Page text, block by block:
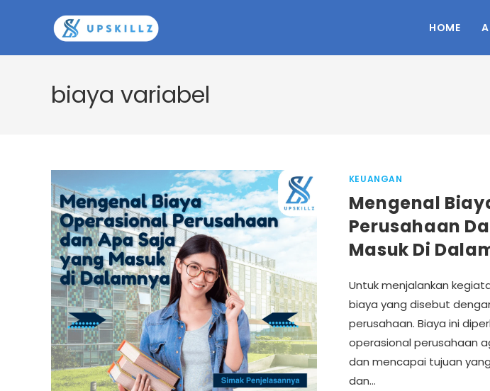
HOME
biaya variabel
KEUANGAN
Mengenal
Perusahaan
Masuk Di
Untuk menjalankan
biaya yang disebut
perusahaan. Biaya ini
operasional perusahaan
dan mencapai tujuan
dan…